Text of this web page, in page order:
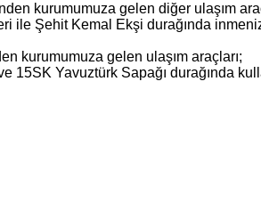
kurumumuza gelen diğer ulaşım
ile Şehit Kemal Ekşi durağında
kurumumuza gelen ulaşım araçları;
15SK Yavuztürk Sapağı durağında